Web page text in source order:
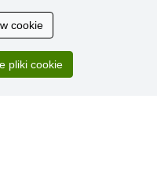
cookie
pliki cookie